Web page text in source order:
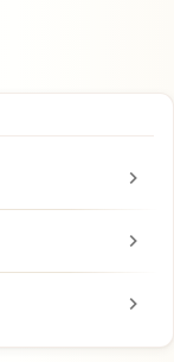
chevron_right
chevron_right
chevron_right